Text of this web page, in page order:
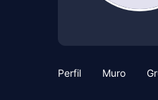
Perfil Muro